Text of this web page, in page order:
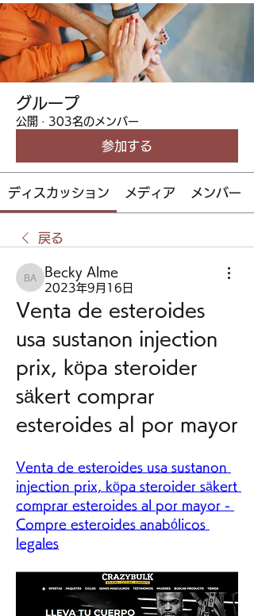
グループ
公開 · 303名のメンバー
参加する
ディスカッション メディア メンバー
戻る
Becky Alme
Becky Alme
2023年9月16日
Venta de esteroides
usa sustanon injection
prix, köpa steroider
säkert comprar
esteroides al por mayor
Venta de esteroides usa sustanon
injection prix, köpa steroider säkert
comprar esteroides al por mayor -
Compre esteroides anabólicos
legales